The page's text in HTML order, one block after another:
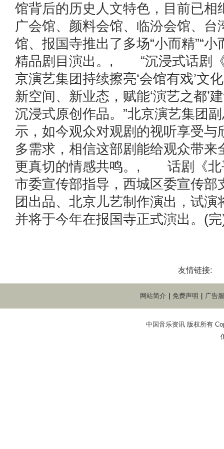
馆背后的历史人文特色，目前已相
广会馆、颜料会馆、临汾会馆、台
馆、报国寺推出了多场“小而精”“小
精品剧目演出。, “沉浸式话剧
京演艺集团持续擦亮‘会馆有戏’文
新空间、新业态，赋能‘演艺之都’
沉浸式原创作品。”北京演艺集团
示，如今观众对观剧的视听享受与
多需求，相信这部剧能给观众带来
更真切的情感共鸣。, 话剧《北
市委宣传部指导，西城区委宣传部
团出品、北京儿艺制作演出，试演
并将于今年在报国寺正式演出。(
友情链接:
网站简介 免费声明 广告
中国音乐资讯 版权所有